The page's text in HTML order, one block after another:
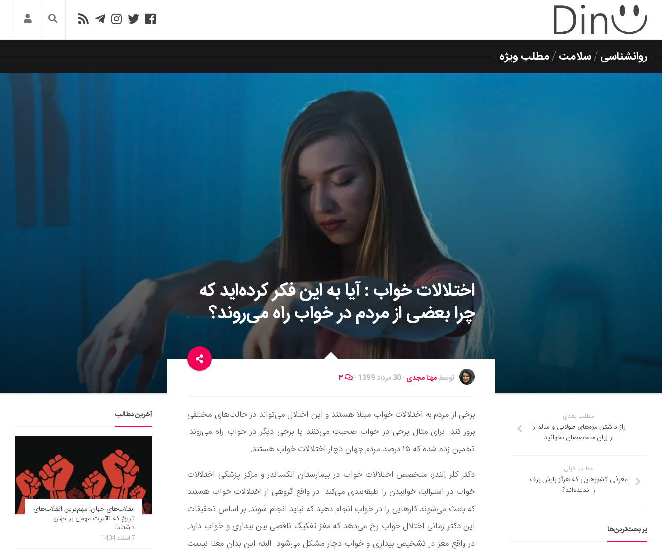
روانشناسی/سلامت/مطلب ویژه
اختلالات خواب : آیا به این فکر کرده‌اید که
چرا بعضی از مردم در خواب راه می‌روند؟
توسطمهتا مجدی · 30 مرداد 1399 ·
برخی از مردم به اختلالات خواب مبتلا هستند و این اختلال می‌تواند در حالت‌های مختلفی
بروز کند. برای مثال برخی در خواب صحبت می‌کنند یا برخی دیگر در خواب راه می‌روند.
تخمین زده شده که ۱۵ درصد مردم جهان دچار اختلالات خواب هستند.
دکتر کلر اِلندر، متخصص اختلالات خواب در بیمارستان الکساندر و مرکز پزشکی اختلالات
‌خواب در استرالیا، خوابیدن را طبقه‌بندی می‌کند. در واقع گروهی از اختلالات‌ خواب هستند
که باعث می‌شوند کارهایی را در خواب انجام دهید که نباید انجام شوند. بر اساس تحقیقات
این دکتر زمانی اختلال خواب رخ می‌دهد که مغز تفکیک ناقصی بین بیداری و خواب دارد.
در واقع مغز در تشخیص بیداری و خواب دچار مشکل می‌شود. البته این بدان معنا نیست
مطلب بعدی
راز داشتن مژه‌های طولانی و سالم را
از زبان متخصصان بخوانید
مطلب قبلی
معرفی کشورهایی که هرگز بارش برف
را ندیده‌اند؟
پر بحث‌ترین‌ها
آخرین مطالب
انقلاب‌های جهان: مهم‌ترین انقلاب‌های
تاریخ که تاثیرات مهمی بر جهان
داشتند!
7 اسفند 1404